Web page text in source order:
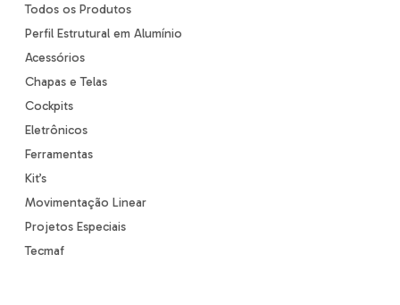
Todos os Produtos
Perfil Estrutural em Alumínio
Acessórios
Chapas e Telas
Cockpits
Eletrônicos
Ferramentas
Kit’s
Movimentação Linear
Projetos Especiais
Tecmaf